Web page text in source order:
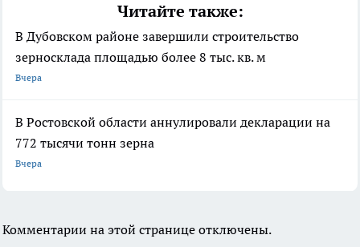
Читайте также:
В Дубовском районе завершили строительство
зерносклада площадью более 8 тыс. кв. м
Вчера
В Ростовской области аннулировали декларации на
772 тысячи тонн зерна
Вчера
Комментарии на этой странице отключены.